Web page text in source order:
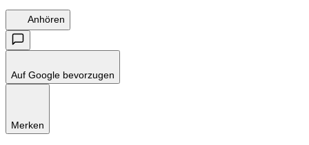
Anhören
Auf Google bevorzugen
Merken